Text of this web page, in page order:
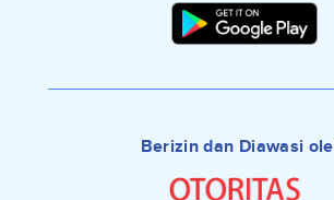
Berizin dan Diawasi